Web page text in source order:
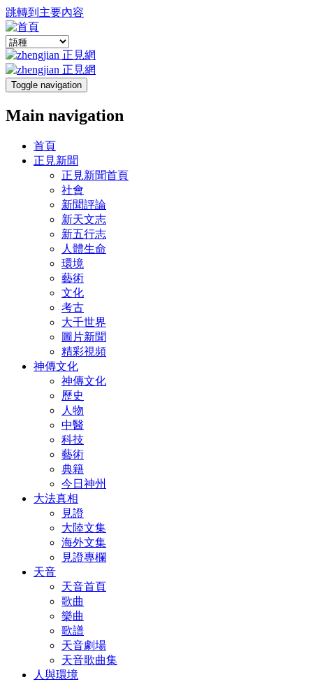
跳轉到主要內容
Toggle navigation
Main navigation
首頁
正見新聞
正見新聞首頁
社會
新聞評論
新天文志
新五行志
人體生命
環境
藝術
文化
考古
大千世界
圖片新聞
精彩視頻
神傳文化
神傳文化
歷史
人物
中醫
科技
藝術
典籍
今日神州
大法真相
見證
大陸文集
海外文集
見證專欄
天音
天音首頁
歌曲
樂曲
歌譜
天音劇場
天音歌曲集
人與環境